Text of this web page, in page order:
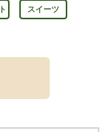
スイーツ